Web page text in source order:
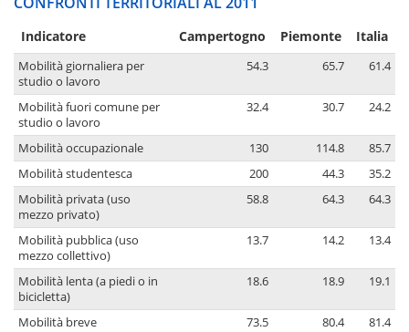
Indicatore Campertogno Piemonte Italia
Mobilità giornaliera per
studio o lavoro
54.3 65.7 61.4
Mobilità fuori comune per
studio o lavoro
32.4 30.7 24.2
Mobilità occupazionale 130 114.8
85.7
Mobilità studentesca
200 44.3
35.2
Mobilità privata (uso
mezzo privato)
58.8 64.3 64.3
Mobilità pubblica (uso
mezzo collettivo)
13.7 14.2 13.4
Mobilità lenta (a piedi o in
bicicletta)
18.6 18.9 19.1
Mobilità breve 73.5 80.4
81.4